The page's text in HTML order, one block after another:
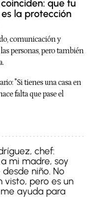
que tu
la protección
comunicación y
personas, pero también
"Si tienes una casa en
falta que pase el
chef:
mi madre, soy
niño. No
visto, pero es un
ayuda para